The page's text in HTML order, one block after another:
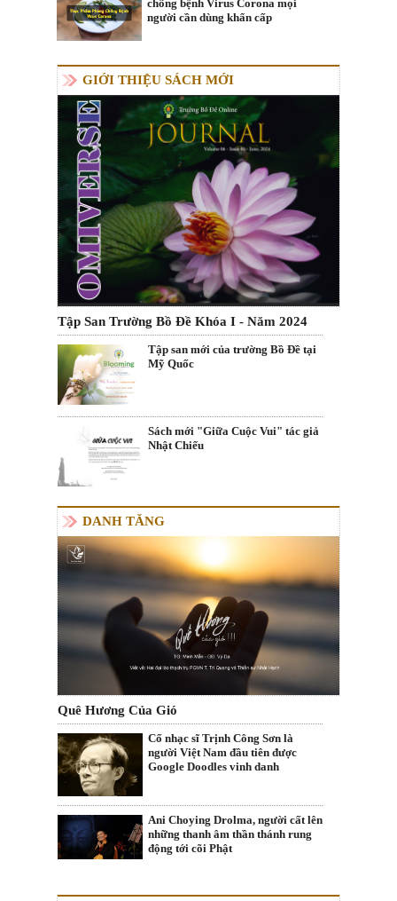
chống bệnh Virus Corona mọi
người cần dùng khẩn cấp
GIỚI THIỆU SÁCH MỚI
Tập San Trường Bồ Đề Khóa I - Năm 2024
Tập san mới của trường Bồ Đề tại
Mỹ Quốc
Sách mới "Giữa Cuộc Vui" tác giả
Nhật Chiếu
DANH TĂNG
Quê Hương Của Gió
Cố nhạc sĩ Trịnh Công Sơn là
người Việt Nam đầu tiên được
Google Doodles vinh danh
Ani Choying Drolma, người cất lên
những thanh âm thần thánh rung
động tới cõi Phật